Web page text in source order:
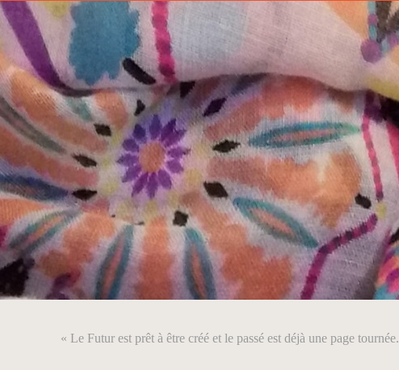
« Le Futur est prêt à être créé et le passé est déjà une page tournée.